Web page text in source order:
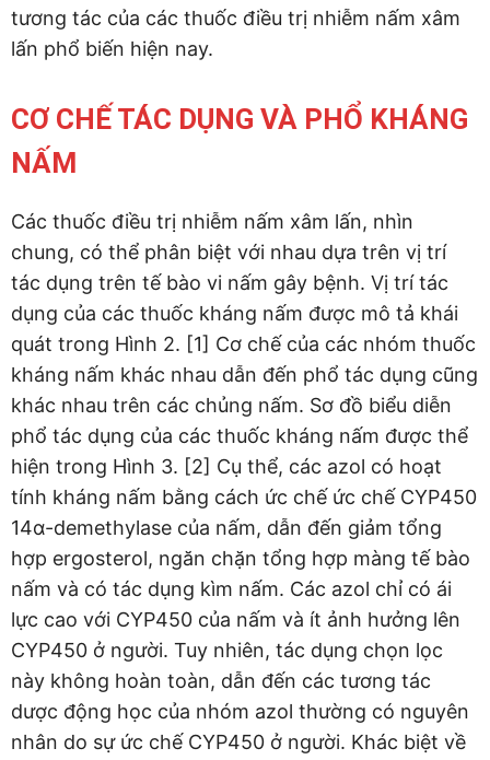
tương tác của các thuốc điều trị nhiễm nấm xâm
lấn phổ biến hiện nay.
CƠ CHẾ TÁC DỤNG VÀ PHỔ KHÁNG
NẤM
Các thuốc điều trị nhiễm nấm xâm lấn, nhìn
chung, có thể phân biệt với nhau dựa trên vị trí
tác dụng trên tế bào vi nấm gây bệnh. Vị trí tác
dụng của các thuốc kháng nấm được mô tả khái
quát trong Hình 2. [1] Cơ chế của các nhóm thuốc
kháng nấm khác nhau dẫn đến phổ tác dụng cũng
khác nhau trên các chủng nấm. Sơ đồ biểu diễn
phổ tác dụng của các thuốc kháng nấm được thể
hiện trong Hình 3. [2] Cụ thể, các azol có hoạt
tính kháng nấm bằng cách ức chế ức chế CYP450
14α-demethylase của nấm, dẫn đến giảm tổng
hợp ergosterol, ngăn chặn tổng hợp màng tế bào
nấm và có tác dụng kìm nấm. Các azol chỉ có ái
lực cao với CYP450 của nấm và ít ảnh hưởng lên
CYP450 ở người. Tuy nhiên, tác dụng chọn lọc
này không hoàn toàn, dẫn đến các tương tác
dược động học của nhóm azol thường có nguyên
nhân do sự ức chế CYP450 ở người. Khác biệt về